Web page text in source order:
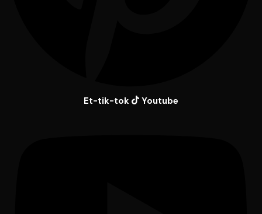
Et-tik-tok Youtube